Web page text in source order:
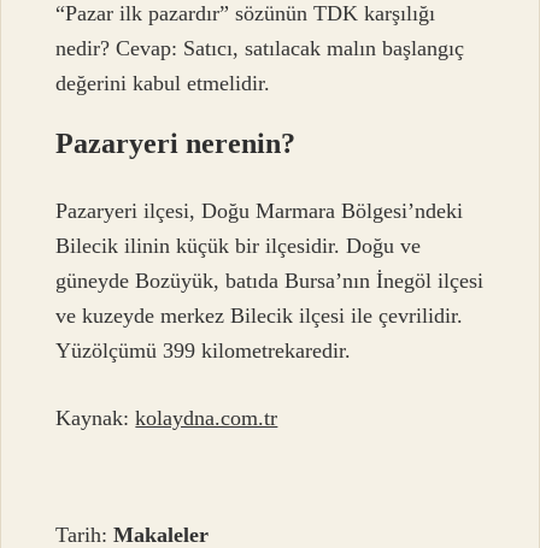
“Pazar ilk pazardır” sözünün TDK karşılığı
nedir? Cevap: Satıcı, satılacak malın başlangıç ​​
değerini kabul etmelidir.
Pazaryeri nerenin?
Pazaryeri ilçesi, Doğu Marmara Bölgesi’ndeki
Bilecik ilinin küçük bir ilçesidir. Doğu ve
güneyde Bozüyük, batıda Bursa’nın İnegöl ilçesi
ve kuzeyde merkez Bilecik ilçesi ile çevrilidir.
Yüzölçümü 399 kilometrekaredir.
Kaynak:kolaydna.com.tr
Tarih:Makaleler